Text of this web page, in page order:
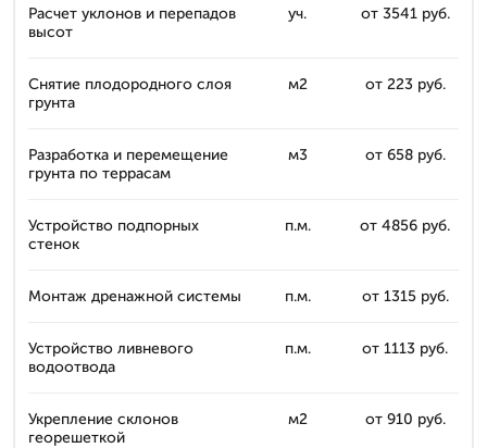
Расчет уклонов и перепадов
высот
уч. от 3541 руб.
Снятие плодородного слоя
грунта
м2 от 223 руб.
Разработка и перемещение
грунта по террасам
м3 от 658 руб.
Устройство подпорных
стенок
п.м. от 4856 руб.
Монтаж дренажной системы п.м. от 1315 руб.
Устройство ливневого
водоотвода
п.м. от 1113 руб.
Укрепление склонов
георешеткой
м2 от 910 руб.